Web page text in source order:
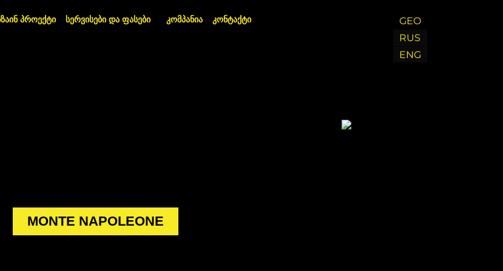
პროექტი სერვისები და ფასები კომპანია კონტაქტი
GEO
RUS
ENG
MONTE NAPOLEONE